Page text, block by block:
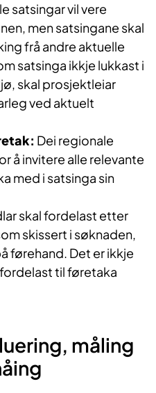
satsingar vil vere
men satsingane skal
frå andre aktuelle
satsinga ikkje lukkast i
skal prosjektleiar
ved aktuelt
Dei regionale
å invitere alle relevante
med i satsinga sin
skal fordelast etter
skissert i søknaden,
førehand. Det er ikkje
til føretaka
måling